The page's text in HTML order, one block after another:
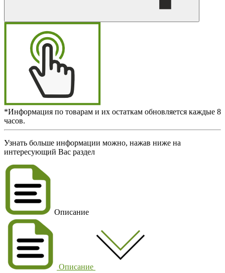
*Информация по товарам и их остаткам обновляется каждые 8
часов.
Узнать больше информации можно, нажав ниже на
интересующий Вас раздел
Описание
Описание